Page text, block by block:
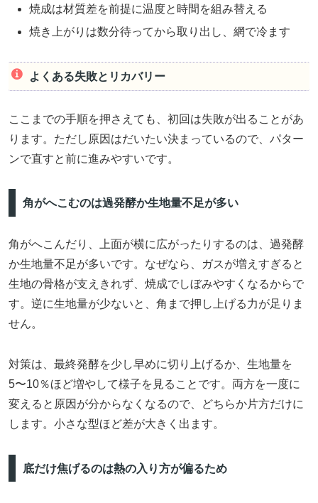
焼成は材質差を前提に温度と時間を組み替える
焼き上がりは数分待ってから取り出し、網で冷ます
よくある失敗とリカバリー
ここまでの手順を押さえても、初回は失敗が出ることがあ
ります。ただし原因はだいたい決まっているので、パター
ンで直すと前に進みやすいです。
角がへこむのは過発酵か生地量不足が多い
角がへこんだり、上面が横に広がったりするのは、過発酵
か生地量不足が多いです。なぜなら、ガスが増えすぎると
生地の骨格が支えきれず、焼成でしぼみやすくなるからで
す。逆に生地量が少ないと、角まで押し上げる力が足りま
せん。
対策は、最終発酵を少し早めに切り上げるか、生地量を
5〜10％ほど増やして様子を見ることです。両方を一度に
変えると原因が分からなくなるので、どちらか片方だけに
します。小さな型ほど差が大きく出ます。
底だけ焦げるのは熱の入り方が偏るため